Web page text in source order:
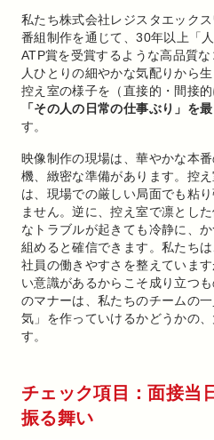
私たち株式会社レジスタエック
番組制作を通じて、30年以上「
ATP賞を受賞するような高品質
人ひとりの細やかな気配りから
控え室の様子を（直接的・間接
「その人の日常の仕事ぶり」を
す。
映像制作の現場は、華やかな本
機、緻密な準備があります。控
は、現場での厳しい局面でも粘
ません。逆に、控え室で凛とし
なトラブルが起きても冷静に、
組めると確信できます。私たち
社員の働きやすさを整えていま
い意識があるからこそ成り立つ
のマナーは、私たちのチームの
気」を作っていけるかどうかの
す。
チェック項目：面接当
振る舞い